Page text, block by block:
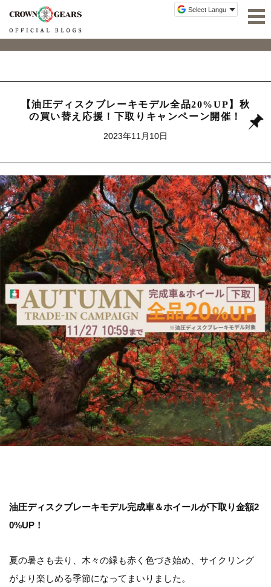
【油圧ディスクブレーキモデル全品20%UP】秋
の買い替え応援！下取りキャンペーン開催！
2023年11月10日
油圧ディスクブレーキモデル完成車＆ホイールが下取り金額2
0%UP！
夏の暑さも去り、木々の緑も赤く色づき始め、サイクリング
がより楽しめる季節になってまいりました。